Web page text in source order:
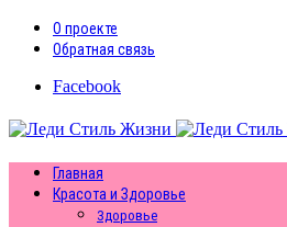
О проекте
Обратная связь
Facebook
Главная
Красота и Здоровье
Здоровье